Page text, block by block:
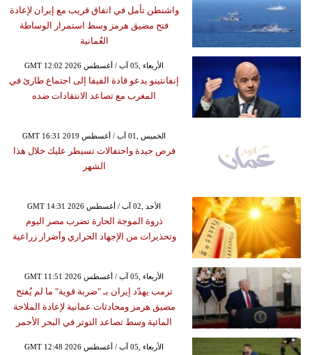
واشنطن تأمل في اتفاق قريب مع إيران لإعادة
فتح مضيق هرمز وسط استمرار الوساطة
العُمانية
GMT 12:02 2026 الأربعاء ,05 آب / أغسطس
إنفانتينو يدعو قادة الفيفا إلى اجتماع طارئ في
المغرب مع تصاعد الانتقادات ضده
GMT 16:31 2019 الخميس ,01 آب / أغسطس
فرص جيدة واحتفالات تسيطر عليك خلال هذا
الشهر
GMT 14:31 2026 الأحد ,02 آب / أغسطس
ذروة الموجة الحارة تضرب مصر اليوم
وتحذيرات من الإجهاد الحراري وأضرار زراعية
GMT 11:51 2026 الأربعاء ,05 آب / أغسطس
ترمب يهدّد إيران بـ "ضربة قوية" ما لم يُفتح
مضيق هرمز ومحادثات عمانية لإعادة الملاحة
المائية وسط تصاعد التوتر في البحر الأحمر
GMT 12:48 2026 الأربعاء ,05 آب / أغسطس